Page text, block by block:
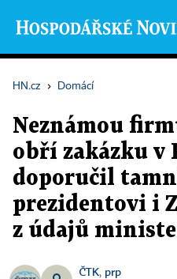
HN.cz › Domácí
Neznámou
obří zakázku v
doporučil
prezidentovi i
z údajů
ČTK, prp